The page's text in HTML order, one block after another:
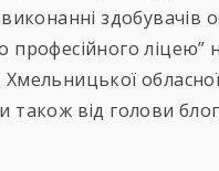
здобувачів
професійного
також від голови